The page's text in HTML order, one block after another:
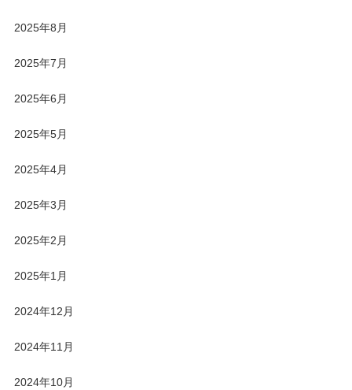
2025年8月
2025年7月
2025年6月
2025年5月
2025年4月
2025年3月
2025年2月
2025年1月
2024年12月
2024年11月
2024年10月